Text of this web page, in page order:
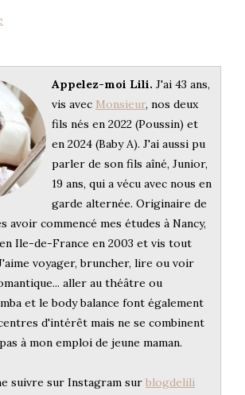
Appelez-moi Lili. J'ai 43 ans,
vis avec Monsieur, nos deux
fils nés en 2022 (Poussin) et
en 2024 (Baby A). J'ai aussi pu
parler de son fils aîné, Junior,
19 ans, qui a vécu avec nous en
garde alternée. Originaire de
avoir commencé mes études à Nancy,
Ile-de-France en 2003 et vis tout
voyager, bruncher, lire ou voir
aller au théâtre ou
et le body balance font également
d'intérêt mais ne se combinent
à mon emploi de jeune maman.
suivre sur Instagram sur blogdelili